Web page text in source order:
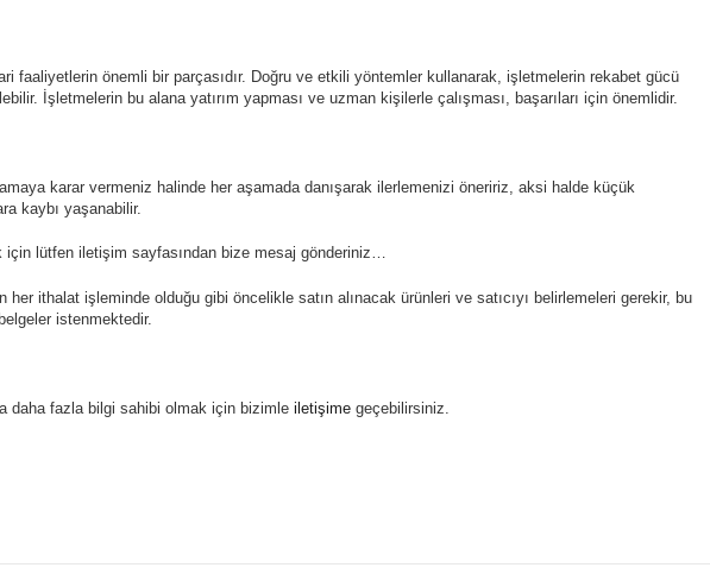
faaliyetlerin önemli bir parçasıdır. Doğru ve etkili yöntemler kullanarak, işletmelerin rekabet gücü
İşletmelerin bu alana yatırım yapması ve uzman kişilerle çalışması, başarıları için önemlidir.
karar vermeniz halinde her aşamada danışarak ilerlemenizi öneririz, aksi halde küçük
kaybı yaşanabilir.
için lütfen iletişim sayfasından bize mesaj gönderiniz…
ithalat işleminde olduğu gibi öncelikle satın alınacak ürünleri ve satıcıyı belirlemeleri gerekir, bu
istenmektedir.
daha fazla bilgi sahibi olmak için bizimle iletişimegeçebilirsiniz.